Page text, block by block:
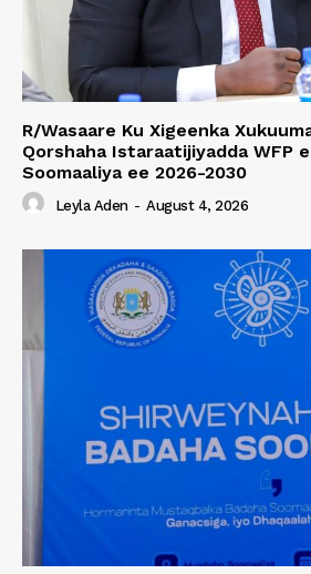
R/Wasaare Ku Xigeenka
Qorshaha Istaraatijiyadda WFP
Soomaaliya ee 2026-2030
Leyla Aden - August 4, 2026